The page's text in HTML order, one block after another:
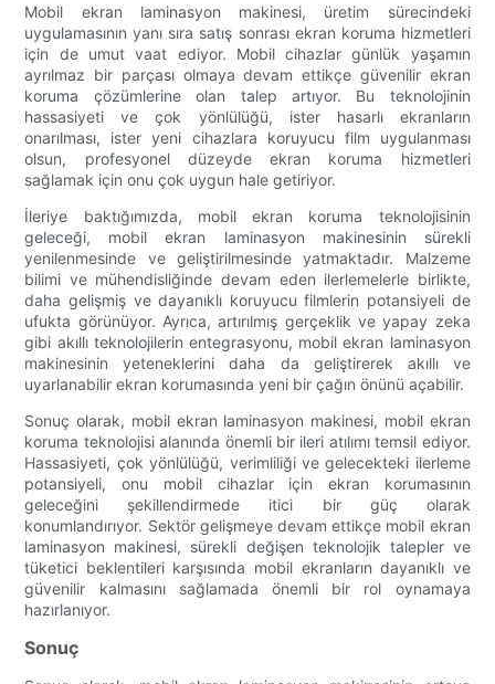
Mobil ekran laminasyon makinesi, üretim sürecindeki
uygulamasının yanı sıra satış sonrası ekran koruma hizmetleri
için de umut vaat ediyor. Mobil cihazlar günlük yaşamın
ayrılmaz bir parçası olmaya devam ettikçe güvenilir ekran
koruma çözümlerine olan talep artıyor. Bu teknolojinin
hassasiyeti ve çok yönlülüğü, ister hasarlı ekranların
onarılması, ister yeni cihazlara koruyucu film uygulanması
olsun, profesyonel düzeyde ekran koruma hizmetleri
sağlamak için onu çok uygun hale getiriyor.
İleriye baktığımızda, mobil ekran koruma teknolojisinin
geleceği, mobil ekran laminasyon makinesinin sürekli
yenilenmesinde ve geliştirilmesinde yatmaktadır. Malzeme
bilimi ve mühendisliğinde devam eden ilerlemelerle birlikte,
daha gelişmiş ve dayanıklı koruyucu filmlerin potansiyeli de
ufukta görünüyor. Ayrıca, artırılmış gerçeklik ve yapay zeka
gibi akıllı teknolojilerin entegrasyonu, mobil ekran laminasyon
makinesinin yeteneklerini daha da geliştirerek akıllı ve
uyarlanabilir ekran korumasında yeni bir çağın önünü açabilir.
Sonuç olarak, mobil ekran laminasyon makinesi, mobil ekran
koruma teknolojisi alanında önemli bir ileri atılımı temsil ediyor.
Hassasiyeti, çok yönlülüğü, verimliliği ve gelecekteki ilerleme
potansiyeli, onu mobil cihazlar için ekran korumasının
geleceğini şekillendirmede itici bir güç olarak
konumlandırıyor. Sektör gelişmeye devam ettikçe mobil ekran
laminasyon makinesi, sürekli değişen teknolojik talepler ve
tüketici beklentileri karşısında mobil ekranların dayanıklı ve
güvenilir kalmasını sağlamada önemli bir rol oynamaya
hazırlanıyor.
Sonuç